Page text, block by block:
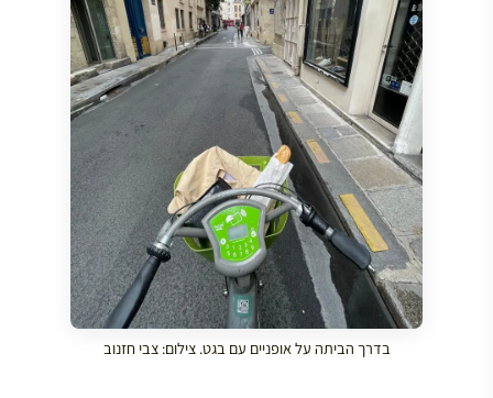
בדרך הביתה על אופניים עם בגט. צילום: צבי חזנוב